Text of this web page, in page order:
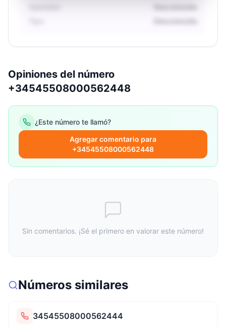
Opiniones del número
+34545508000562448
¿Este número te llamó?
Agregar comentario para
+34545508000562448
Sin comentarios. ¡Sé el primero en valorar este número!
Números similares
34545508000562444